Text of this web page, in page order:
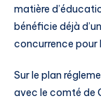
matière
bénéficie déjà
concurrence pour
Sur le plan
avec le comté de